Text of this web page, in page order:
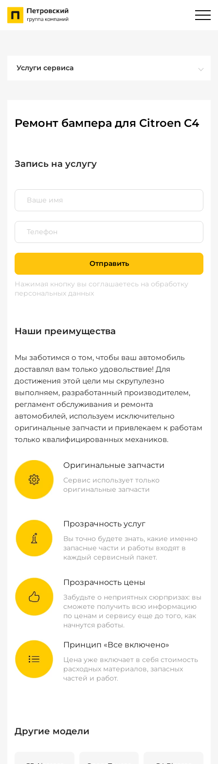
Услуги сервиса
Ремонт бампера для Citroen C4
Запись на услугу
Отправить
Нажимая кнопку вы соглашаетесь на обработку
персональных данных
Наши преимущества
Мы заботимся о том, чтобы ваш автомобиль
доставлял вам только удовольствие! Для
достижения этой цели мы скрупулезно
выполняем, разработанный производителем,
регламент обслуживания и ремонта
автомобилей, используем исключительно
оригинальные запчасти и привлекаем к работам
только квалифицированных механиков.
Оригинальные запчасти
Сервис использует только
оригинальные запчасти
Прозрачность услуг
Вы точно будете знать, какие именно
запасные части и работы входят в
каждый сервисный пакет.
Прозрачность цены
Забудьте о неприятных сюрпризах: вы
сможете получить всю информацию
по ценам и сервису еще до того, как
начнутся работы.
Принцип «Все включено»
Цена уже включает в себя стоимость
расходных материалов, запасных
частей и работ.
Другие модели